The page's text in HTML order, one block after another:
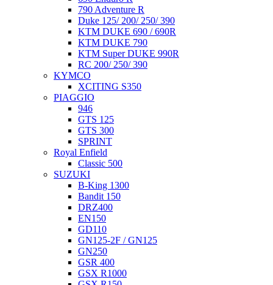
790 Adventure R
Duke 125/ 200/ 250/ 390
KTM DUKE 690 / 690R
KTM DUKE 790
KTM Super DUKE 990R
RC 200/ 250/ 390
KYMCO
XCITING S350
PIAGGIO
946
GTS 125
GTS 300
SPRINT
Royal Enfield
Classic 500
SUZUKI
B-King 1300
Bandit 150
DRZ400
EN150
GD110
GN125-2F / GN125
GN250
GSR 400
GSX R1000